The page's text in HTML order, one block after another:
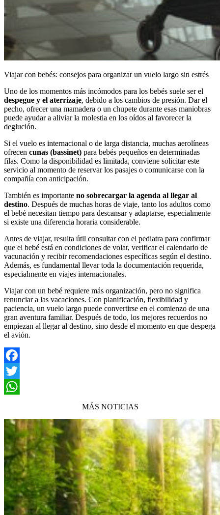
Viajar con bebés: consejos para organizar un vuelo largo sin estrés
Uno de los momentos más incómodos para los bebés suele ser el
despegue y el aterrizaje, debido a los cambios de presión. Dar el
pecho, ofrecer una mamadera o un chupete durante esas maniobras
puede ayudar a aliviar la molestia en los oídos al favorecer la
deglución.
Si el vuelo es internacional o de larga distancia, muchas aerolíneas
ofrecen cunas (bassinet) para bebés pequeños en determinadas
filas. Como la disponibilidad es limitada, conviene solicitar este
servicio al momento de reservar los pasajes o comunicarse con la
compañía con anticipación.
También es importante no sobrecargar la agenda al llegar al
destino. Después de muchas horas de viaje, tanto los adultos como
el bebé necesitan tiempo para descansar y adaptarse, especialmente
si existe una diferencia horaria considerable.
Antes de viajar, resulta útil consultar con el pediatra para confirmar
que el bebé está en condiciones de volar, verificar el calendario de
vacunación y recibir recomendaciones específicas según el destino.
Además, es fundamental llevar toda la documentación requerida,
especialmente en viajes internacionales.
Viajar con un bebé requiere más organización, pero no significa
renunciar a las vacaciones. Con planificación, flexibilidad y
paciencia, un vuelo largo puede convertirse en el comienzo de una
gran aventura familiar. Después de todo, los mejores recuerdos no
empiezan al llegar al destino, sino desde el momento en que despega
el avión.
Facebook
Twitter
MÁS NOTICIAS